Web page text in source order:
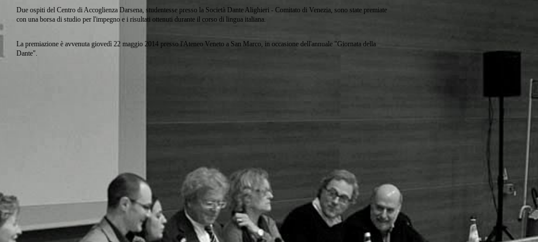
Due ospiti del Centro di Accoglienza Darsena, studentesse presso la Società Dante Alighieri - Comitato di Venezia, sono state premiate
con una borsa di studio per l'impegno e i risultati ottenuti durante il corso di lingua italiana.
La premiazione è avvenuta giovedì 22 maggio 2014 presso l'Ateneo Veneto a San Marco, in occasione dell'annuale "Giornata della
Dante".